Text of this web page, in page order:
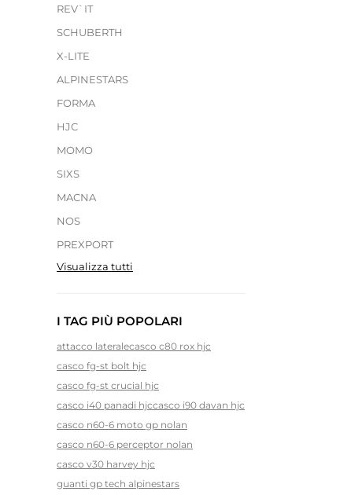
REV`IT
SCHUBERTH
X-LITE
ALPINESTARS
FORMA
HJC
MOMO
SIXS
MACNA
NOS
PREXPORT
Visualizza tutti
I TAG PIÙ POPOLARI
attacco lateralecasco c80 rox hjc
casco fg-st bolt hjc
casco fg-st crucial hjc
casco i40 panadi hjccasco i90 davan hjc
casco n60-6 moto gp nolan
casco n60-6 perceptor nolan
casco v30 harvey hjc
guanti gp tech alpinestars